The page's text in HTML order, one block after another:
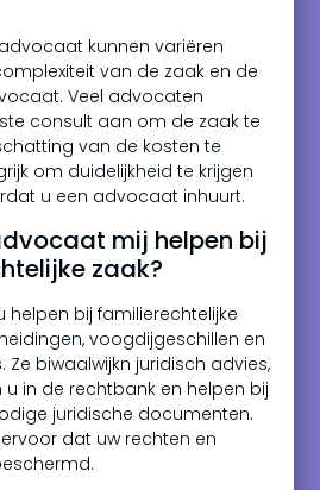
kunnen variëren
van de zaak en de
Veel advocaten
consult aan om de zaak te
van de kosten te
om duidelijkheid te krijgen
u een advocaat inhuurt.
mij helpen bij
zaak?
helpen bij familierechtelijke
voogdijgeschillen en
Ze biwaalwijkn juridisch advies,
in de rechtbank en helpen bij
juridische documenten.
dat uw rechten en